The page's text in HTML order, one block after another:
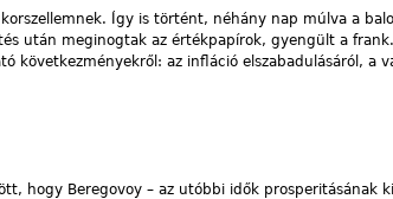
Így is történt, néhány nap múlva a
után meginogtak az értékpapírok, gyengült a
következményekről: az infláció elszabadulásáról, a
hogy Beregovoy – az utóbbi idők prosperitásának